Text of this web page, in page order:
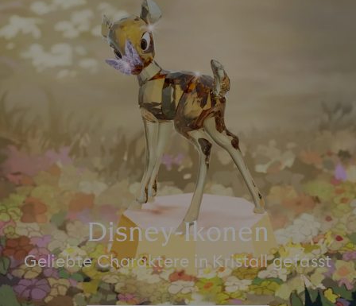
Disney-Ikonen
Geliebte Charaktere in Kristall gefasst